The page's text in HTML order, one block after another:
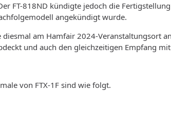
FT-818ND kündigte jedoch die
angekündigt wurde.
diesmal am Hamfair 2024-Veranstaltungsort
und auch den gleichzeitigen Empfang
von FTX-1F sind wie folgt.